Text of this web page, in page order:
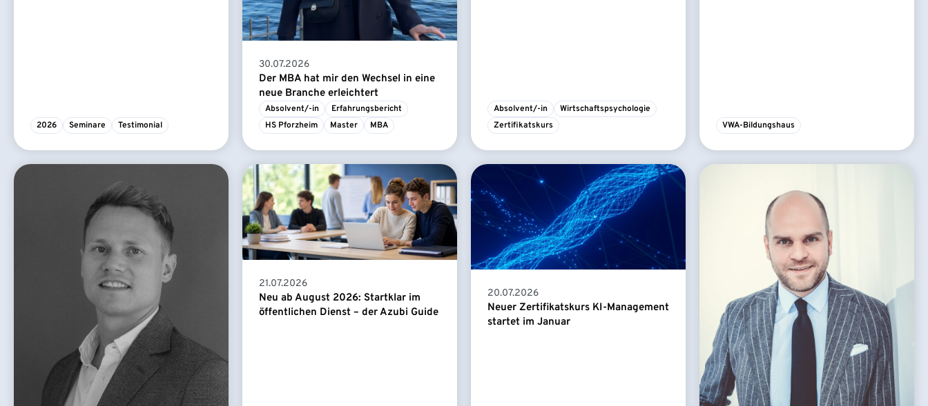
2026 Seminare Testimonial
30.07.2026
Der MBA hat mir den Wechsel in eine
neue Branche erleichtert
Absolvent/-in
Erfahrungsbericht
HS Pforzheim
Master MBA
Absolvent/-in
Wirtschaftspsychologie
Zertifikatskurs
VWA-Bildungshaus
21.07.2026
Neu ab August 2026: Startklar im
öffentlichen Dienst – der Azubi Guide
20.07.2026
Neuer Zertifikatskurs KI-Management
startet im Januar